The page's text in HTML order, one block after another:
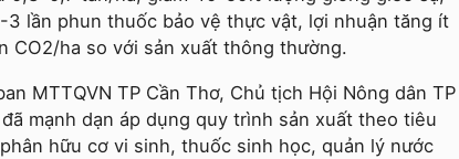
3 lần phun thuốc bảo vệ thực vật, lợi nhuận tăng ít
CO2/ha so với sản xuất thông thường.
MTTQVN TP Cần Thơ, Chủ tịch Hội Nông dân TP
mạnh dạn áp dụng quy trình sản xuất theo tiêu
hữu cơ vi sinh, thuốc sinh học, quản lý nước